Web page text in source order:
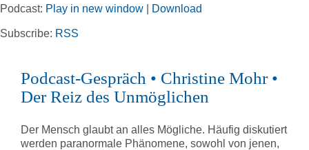
Rubriken
Podcast: Play in new window Download
Subscribe: RSS
Podcast-Gespräch • Christine Mohr •
Der Reiz des Unmöglichen
Der Mensch glaubt an alles Mögliche. Häufig diskutiert
werden paranormale Phänomene, sowohl von jenen,